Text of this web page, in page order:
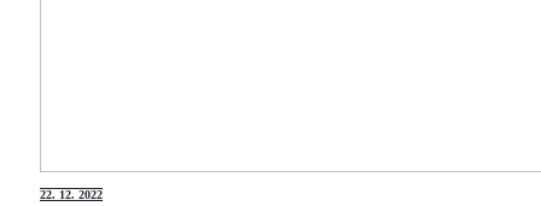
22. 12. 2022